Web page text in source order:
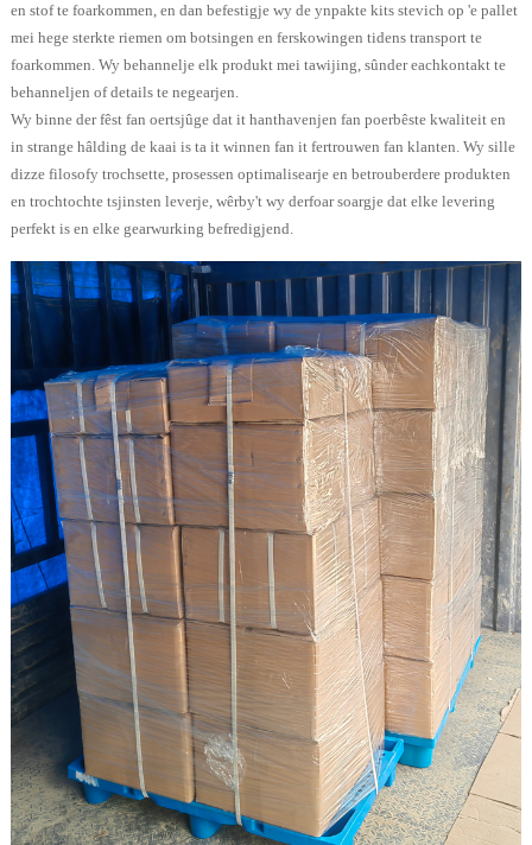
en stof te foarkommen, en dan befestigje wy de ynpakte kits stevich op 'e pallet
mei hege sterkte riemen om botsingen en ferskowingen tidens transport te
foarkommen. Wy behannelje elk produkt mei tawijing, sûnder eachkontakt te
behanneljen of details te negearjen.
Wy binne der fêst fan oertsjûge dat it hanthavenjen fan poerbêste kwaliteit en
in strange hâlding de kaai is ta it winnen fan it fertrouwen fan klanten. Wy sille
dizze filosofy trochsette, prosessen optimalisearje en betrouberdere produkten
en trochtochte tsjinsten leverje, wêrby't wy derfoar soargje dat elke levering
perfekt is en elke gearwurking befredigjend.